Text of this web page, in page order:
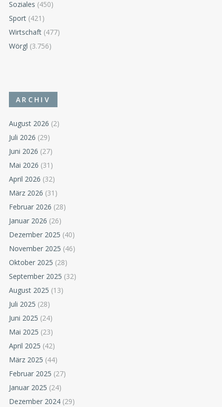
Soziales (450)
Sport (421)
Wirtschaft (477)
Wörgl (3.756)
ARCHIV
August 2026 (2)
Juli 2026 (29)
Juni 2026 (27)
Mai 2026 (31)
April 2026 (32)
März 2026 (31)
Februar 2026 (28)
Januar 2026 (26)
Dezember 2025 (40)
November 2025 (46)
Oktober 2025 (28)
September 2025 (32)
August 2025 (13)
Juli 2025 (28)
Juni 2025 (24)
Mai 2025 (23)
April 2025 (42)
März 2025 (44)
Februar 2025 (27)
Januar 2025 (24)
Dezember 2024 (29)